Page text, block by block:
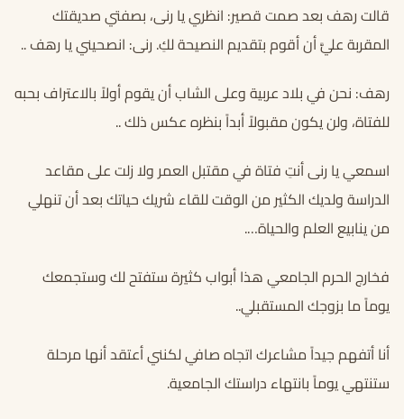
قالت رهف بعد صمت قصير: انظري يا رنى، بصفتي صديقتك
المقربة عليَّ أن أقوم بتقديم النصيحة لكِ. رنى: انصحيني يا رهف ..
رهف: نحن في بلاد عربية وعلى الشاب أن يقوم أولاً بالاعتراف بحبه
للفتاة، ولن يكون مقبولاً أبداً بنظره عكس ذلك ..
اسمعي يا رنى أنتِ فتاة في مقتبل العمر ولا زلت على مقاعد
الدراسة ولديك الكثير من الوقت للقاء شريك حياتك بعد أن تنهلي
من ينابيع العلم والحياة….
فخارج الحرم الجامعي هذا أبواب كثيرة ستفتح لك وستجمعك
يوماً ما بزوجك المستقبلي..
أنا أتفهم جيداً مشاعرك اتجاه صافي لكنني أعتقد أنها مرحلة
ستنتهي يوماً بانتهاء دراستك الجامعية.